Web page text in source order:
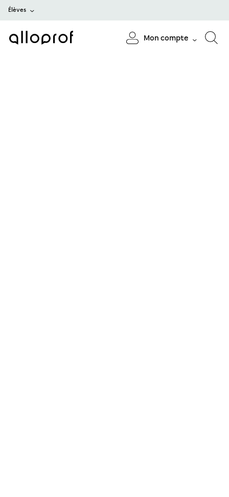
Élèves
Mon compte